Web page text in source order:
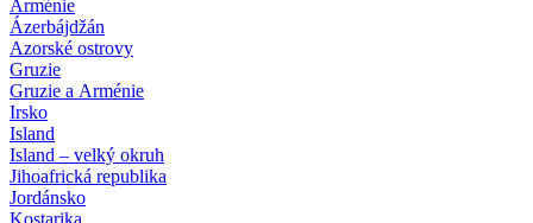
Arménie
Ázerbájdžán
Azorské ostrovy
Gruzie
Gruzie a Arménie
Irsko
Island
Island – velký okruh
Jihoafrická republika
Jordánsko
Kostarika